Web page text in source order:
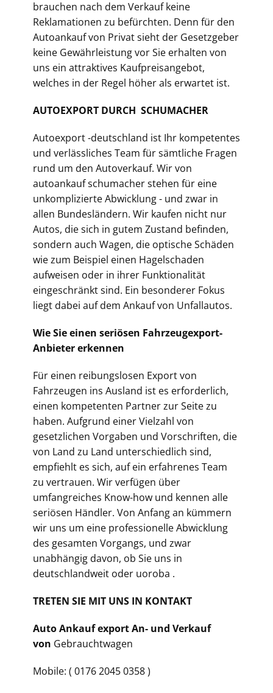
brauchen nach dem Verkauf keine
Reklamationen zu befürchten. Denn für den
Autoankauf von Privat sieht der Gesetzgeber
keine Gewährleistung vor Sie erhalten von
uns ein attraktives Kaufpreisangebot,
welches in der Regel höher als erwartet ist.
AUTOEXPORT DURCH SCHUMACHER
Autoexport -deutschland ist Ihr kompetentes
und verlässliches Team für sämtliche Fragen
rund um den Autoverkauf. Wir von
autoankauf schumacher stehen für eine
unkomplizierte Abwicklung - und zwar in
allen Bundesländern. Wir kaufen nicht nur
Autos, die sich in gutem Zustand befinden,
sondern auch Wagen, die optische Schäden
wie zum Beispiel einen Hagelschaden
aufweisen oder in ihrer Funktionalität
eingeschränkt sind. Ein besonderer Fokus
liegt dabei auf dem Ankauf von Unfallautos.
Wie Sie einen seriösen Fahrzeugexport-
Anbieter erkennen
Für einen reibungslosen Export von
Fahrzeugen ins Ausland ist es erforderlich,
einen kompetenten Partner zur Seite zu
haben. Aufgrund einer Vielzahl von
gesetzlichen Vorgaben und Vorschriften, die
von Land zu Land unterschiedlich sind,
empfiehlt es sich, auf ein erfahrenes Team
zu vertrauen. Wir verfügen über
umfangreiches Know-how und kennen alle
seriösen Händler. Von Anfang an kümmern
wir uns um eine professionelle Abwicklung
des gesamten Vorgangs, und zwar
unabhängig davon, ob Sie uns in
deutschlandweit oder uoroba .
TRETEN SIE MIT UNS IN KONTAKT
Auto Ankauf export An- und Verkauf
von Gebrauchtwagen
Mobile: ( 0176 2045 0358 )